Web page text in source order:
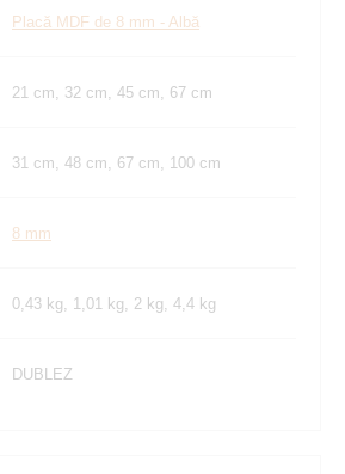
Placă MDF de 8 mm - Albă
21 cm, 32 cm, 45 cm, 67 cm
31 cm, 48 cm, 67 cm, 100 cm
8 mm
0,43 kg, 1,01 kg, 2 kg, 4,4 kg
DUBLEZ